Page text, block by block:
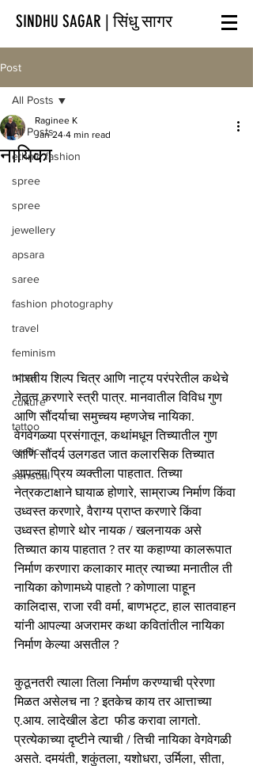
SINDHU SAGAR | सिंधु सागर
Post
All Posts
ethnic fashion
spree
spree
jewellery
apsara
saree
fashion photography
travel
feminism
tribal
culture
tattoo
erotic
sensual
All Posts
नायिका
Raginee K
Jan 24 4 min read
भारतीय शिल्प चित्र आणि नाट्य परंपरेतील कथेचे
नेतृत्व करणारे स्त्री पात्र. मानवातील विविध गुण
आणि सौंदर्याचा समुच्चय म्हणजेच नायिका.
वेगवेगळ्या प्रसंगातून, कथांमधून तिच्यातील गुण
आणि सौंदर्य उलगडत जात कलारसिक तिच्यात
आपल्या प्रिय व्यक्तीला पाहतात. तिच्या
नेत्रकटाक्षाने घायाळ होणारे, साम्राज्य निर्माण किंवा
उध्वस्त करणारे, वैराग्य प्राप्त करणारे किंवा
उध्वस्त होणारे थोर नायक / खलनायक असे
तिच्यात काय पाहतात ? तर या कहाण्या कालरूपात
निर्माण करणारा कलाकार मात्र त्याच्या मनातील ती
नायिका कोणामध्ये पाहतो ? कोणाला पाहून
कालिदास, राजा रवी वर्मा, बाणभट्ट, हाल सातवाहन
यांनी आपल्या अजरामर कथा कवितांतील नायिका
निर्माण केल्या असतील ?
कुठूनतरी त्याला तिला निर्माण करण्याची प्रेरणा
मिळत असेलच ना ? इतकेच काय तर आत्ताच्या
ए.आय. लादेखील डेटा  फीड करावा लागतो.
प्रत्येकाच्या दृष्टीने त्याची / तिची नायिका वेगवेगळी
असते. दमयंती, शकुंतला, यशोधरा, उर्मिला, सीता,